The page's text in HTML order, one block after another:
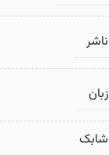
ناشر
زبان
شابک